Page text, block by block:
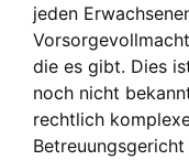
jeden
die es gibt. Dies
noch nicht
rechtlich